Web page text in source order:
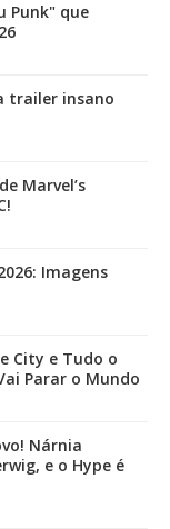
Punk" que
trailer insano
Marvel’s
Imagens
City e Tudo o
Parar o Mundo
Nárnia
e o Hype é